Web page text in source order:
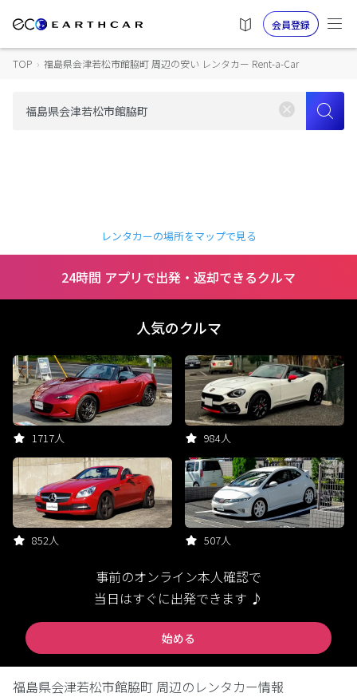
会員登録
TOP › 福島県会津若松市館脇町 周辺の安い レンタカー Rent-a-Car
レンタカーの場所をマップで見る
24時間 アプリで出発・返却できるクルマ
人気のクルマ
1717人 984人
852人 507人
事前のオンライン本人確認で
当日はすぐに出発できます ♪
始める
福島県会津若松市館脇町 周辺のレンタカー情報